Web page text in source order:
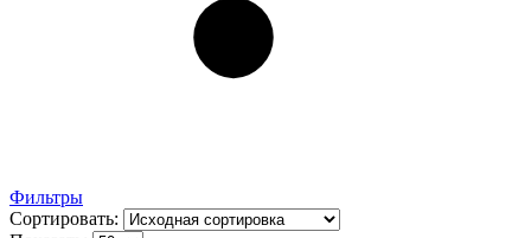
Фильтры
Сортировать: